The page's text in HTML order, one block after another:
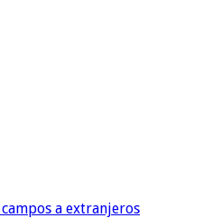
a extranjeros